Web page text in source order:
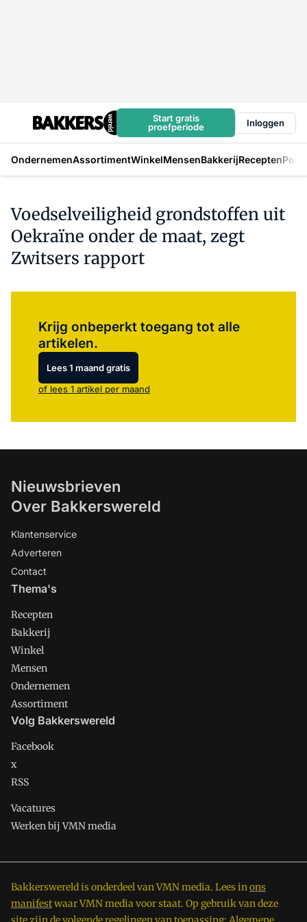
Start gratis
proefperiode
Inloggen
OndernemenAssortimentWinkelMensenBakkerijRecepten
Voedselveiligheid grondstoffen uit
Oekraïne onder de maat, zegt
Zwitsers rapport
Krijg onbeperkt toegang tot alle
artikelen.
Lees 1 maand gratis
of lees 1 artikel per maand
Nieuwsbrieven
Over Bakkerswereld
Klantenservice
Adverteren
Contact
Thema's
Recepten
Bakkerij
Winkel
Mensen
Ondernemen
Assortiment
Volg Bakkerswereld
Facebook
x
RSS
Vacatures
Werken bij VMN media
Bakkerswereld is onderdeel van VMN media. Lees inons
manifestwaar VMN media voor staat. Op gebruik van deze